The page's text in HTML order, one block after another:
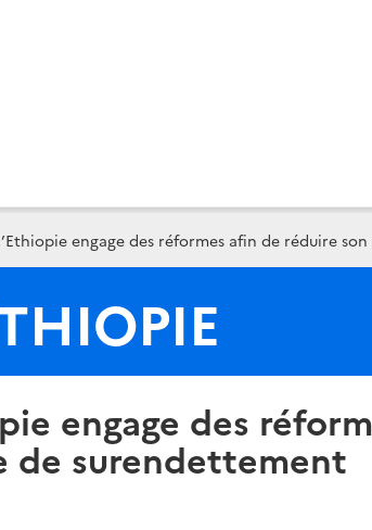
engage des réformes afin de réduire
engage des
de surendettement